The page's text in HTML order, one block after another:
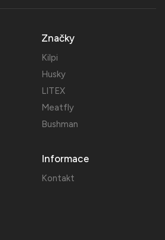
Značky
Kilpi
Husky
LITEX
Meatfly
Bushman
Informace
Kontakt